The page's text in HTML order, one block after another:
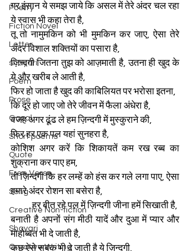
Poetry
Fiction Novel
Letter
shayari
Poem
Prose
Gazal
Short poems
Quote
Free Verse
Song
Creative Non-fiction
Shayari
Creative Writing
गर इंसान ये समझ जाये कि असल में तेरे अंदर चल रहा
ये स्वास भी कहा तेरा है,
तू तो नामुमकिन को भी मुमकिन कर जाए, ऐसा तेरे
अंदर विशाल शक्तियों का पसारा है,
ज़िन्दगी जितना तुझ को आज़माती है, उतना ही खुद के
ये और खरीब ले आती है,
फिर हो जाता है खुद की काबिलियत पर भरोसा इतना,
कि दूर हो जाए जो तेरे जीवन में फैला अंधेरा है,
वजह अगर ढूंढ ले हम ज़िन्दगी में मुस्कुराने की,
फिर हर एक पल यहां सुनहरा है,
कोशिश अगर करें कि शिकायतें कम रख रब्ब का
शुक्राना कर पाए हम,
तो ज़िन्दगी कि हर लम्हें को हंस कर गले लगा पाए, ऐसा
हमारे अंदर रोशन सा बसेरा है,
हर बीत रहे पल में ज़िन्दगी जीना हमें सिखाती है,
बनाती है अपनों संग मीठी यादें और दुआ में प्यार और
मोहोब्बत भी दे जाती है,
कुछ ऐसे सबक भी दे जाती है ये ज़िन्दगी,